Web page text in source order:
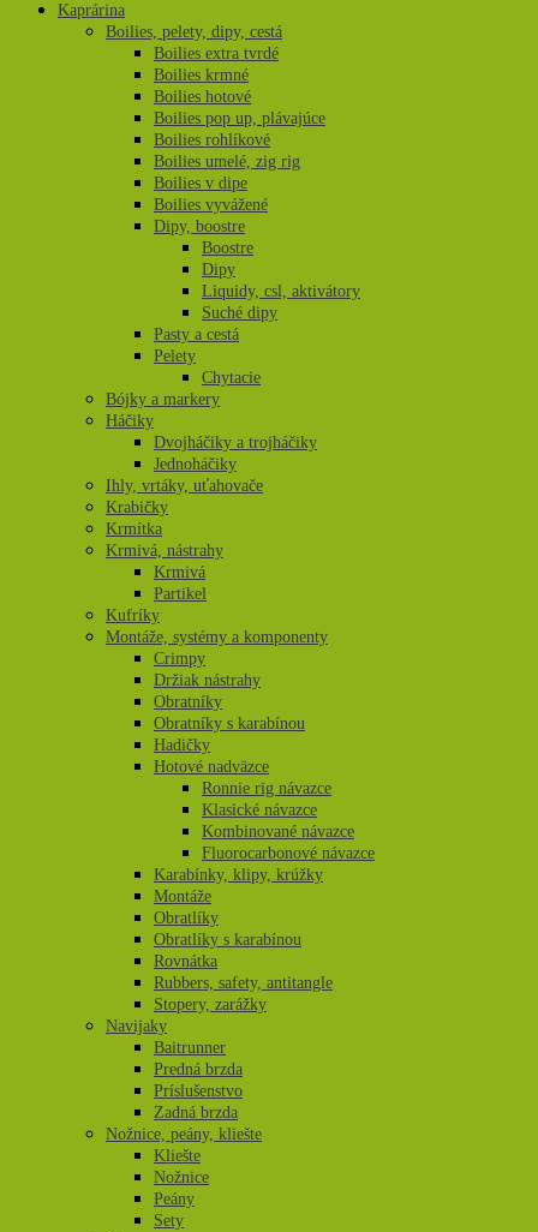
Kaprárina
Boilies, pelety, dipy, cestá
Boilies extra tvrdé
Boilies krmné
Boilies hotové
Boilies pop up, plávajúce
Boilies rohlíkové
Boilies umelé, zig rig
Boilies v dipe
Boilies vyvážené
Dipy, boostre
Boostre
Dipy
Liquidy, csl, aktivátory
Suché dipy
Pasty a cestá
Pelety
Chytacie
Bójky a markery
Háčiky
Dvojháčiky a trojháčiky
Jednoháčiky
Ihly, vrtáky, uťahovače
Krabičky
Krmítka
Krmivá, nástrahy
Krmivá
Partikel
Kufríky
Montáže, systémy a komponenty
Crimpy
Držiak nástrahy
Obratníky
Obratníky s karabínou
Hadičky
Hotové nadväzce
Ronnie rig návazce
Klasické návazce
Kombinované návazce
Fluorocarbonové návazce
Karabínky, klipy, krúžky
Montáže
Obratlíky
Obratlíky s karabínou
Rovnátka
Rubbers, safety, antitangle
Stopery, zarážky
Navijaky
Baitrunner
Predná brzda
Príslušenstvo
Zadná brzda
Nožnice, peány, kliešte
Kliešte
Nožnice
Peány
Sety